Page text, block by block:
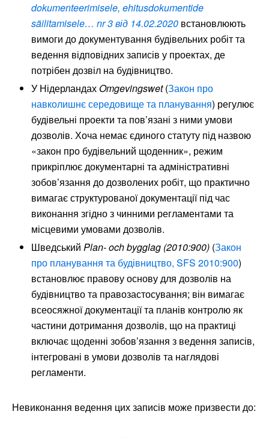
dokumenteerimisele, ehitusdokumentide
säilitamisele… nr 3 від 14.02.2020 встановлюють
вимоги до документування будівельних робіт та
ведення відповідних записів у проектах, де
потрібен дозвіл на будівництво.
У НідерландахOmgevingswet(Закон про
навколишнє середовище та планування) регулює
будівельні проекти та пов’язані з ними умови
дозволів. Хоча немає єдиного статуту під назвою
«закон про будівельний щоденник», режим
прикріплює документарні та адміністративні
зобов’язання до дозволених робіт, що практично
вимагає структурованої документації під час
виконання згідно з чинними регламентами та
місцевими умовами дозволів.
Шведський Plan- och bygglag (2010:900) (Закон
про планування та будівництво, SFS 2010:900)
встановлює правову основу для дозволів на
будівництво та правозастосування; він вимагає
всеосяжної документації та планів контролю як
частини дотримання дозволів, що на практиці
включає щоденні зобов’язання з ведення записів,
інтегровані в умови дозволів та наглядові
регламенти.
Невиконання ведення цих записів може призвести до: